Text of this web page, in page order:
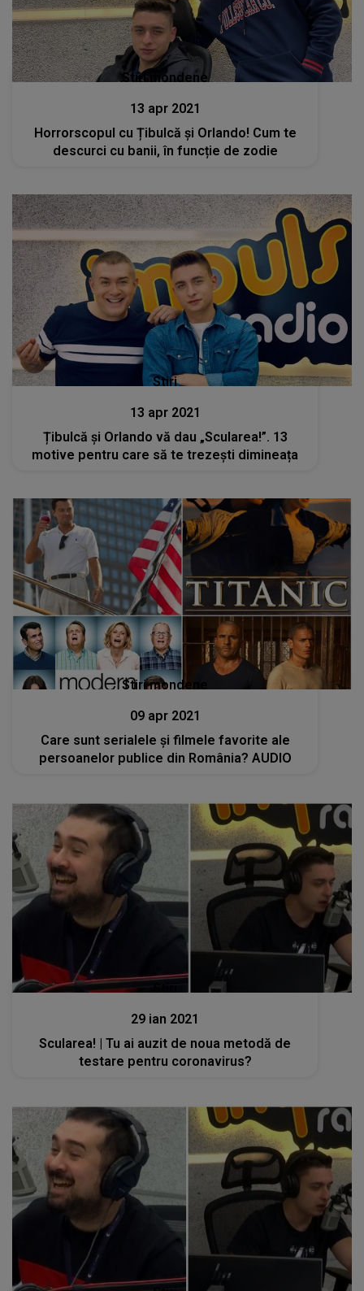
Stiri mondene
13 apr 2021
Horrorscopul cu Țibulcă și Orlando! Cum te
descurci cu banii, în funcție de zodie
Stiri
13 apr 2021
Țibulcă și Orlando vă dau „Scularea!”. 13
motive pentru care să te trezești dimineața
Stiri mondene
09 apr 2021
Care sunt serialele și filmele favorite ale
persoanelor publice din România? AUDIO
29 ian 2021
Scularea! | Tu ai auzit de noua metodă de
testare pentru coronavirus?